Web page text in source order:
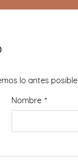
lo antes posible.
Nombre *